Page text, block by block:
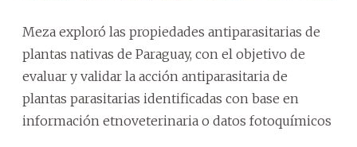
Meza exploró las propiedades antiparasitarias de
plantas nativas de Paraguay, con el objetivo de
evaluar y validar la acción antiparasitaria de
plantas parasitarias identificadas con base en
información etnoveterinaria o datos fotoquímicos